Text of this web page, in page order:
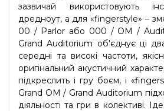
зазвичай використовують
дредноут, а для «fingerstyle» –
00 / Parlor або 000 / OM /
Grand Auditorium об'єднує ці два
середні та високі частоти,
оригінальний акустичний
підкреслить і гру боєм, і
Grand OM / Grand Auditorium
діяльності та гри в колективі.